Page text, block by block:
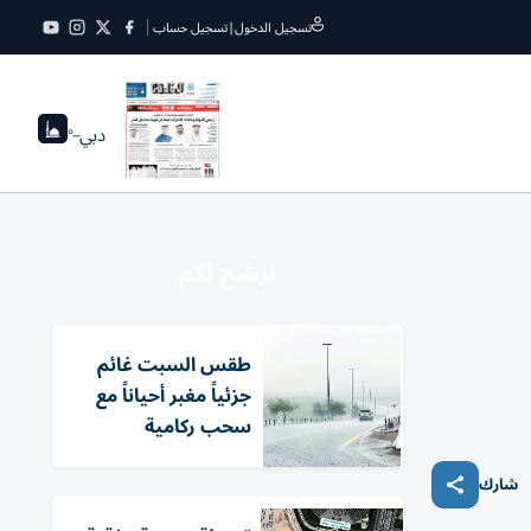
تسجيل الدخول|تسجيل حساب
دبي--°
شارك
طقس السبت غائم
جزئياً مغبر أحياناً مع
سحب ركامية